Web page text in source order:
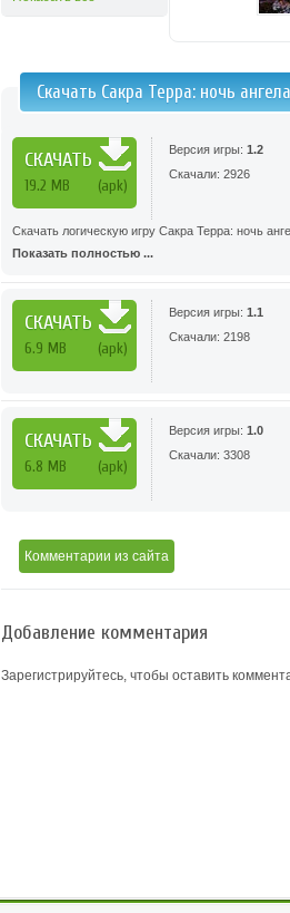
Скачать Сакра Терра: ночь
СКАЧАТЬ
19.2 MB (apk)
Версия игры: 1.2
Скачали: 2926
Скачать логическую игру Сакра Терра: ночь
Показать полностью ...
СКАЧАТЬ
6.9 MB (apk)
Версия игры: 1.1
Скачали: 2198
СКАЧАТЬ
6.8 MB (apk)
Версия игры: 1.0
Скачали: 3308
Комментарии из сайта
Добавление комментария
Зарегистрируйтесь, чтобы оставить